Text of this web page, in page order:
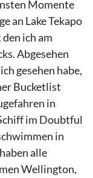
Momente
an Lake Tekapo
ich am
Abgesehen
gesehen habe,
Bucketlist
in
im Doubtful
in
alle
Wellington,